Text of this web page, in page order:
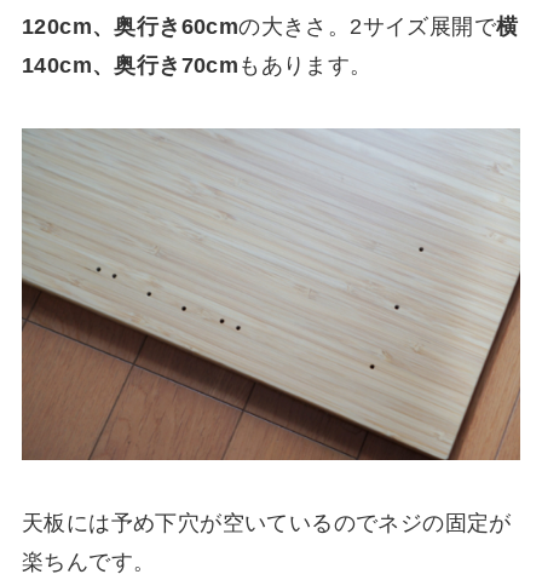
120cm、奥行き60cmの大きさ。2サイズ展開で横
140cm、奥行き70cm もあります。
天板には予め下穴が空いているのでネジの固定が
楽ちんです。